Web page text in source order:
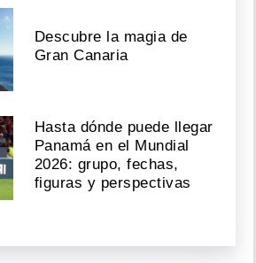
Descubre la magia de
Gran Canaria
Hasta dónde puede llegar
Panamá en el Mundial
2026: grupo, fechas,
figuras y perspectivas